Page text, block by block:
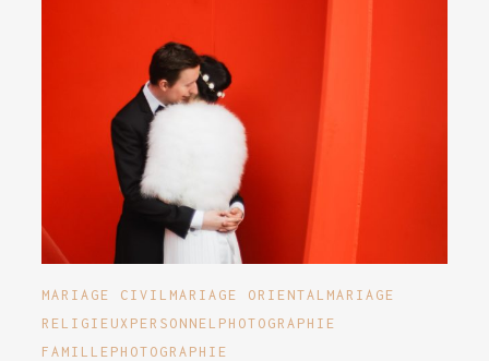
[:en]Souvenirs
of
2018[:fr]Souvenirs
MARIAGE CIVIL MARIAGE ORIENTAL MARIAGE
RELIGIEUX PERSONNEL PHOTOGRAPHIE
FAMILLE PHOTOGRAPHIE